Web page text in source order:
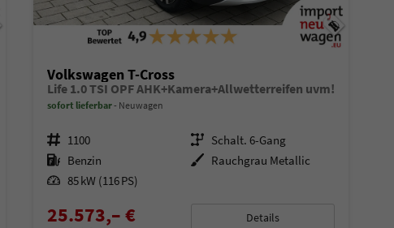
Volkswagen T-Cross
Life 1.0 TSI OPF AHK+Kamera+Allwetterreifen uvm!
sofort lieferbar Neuwagen
Fahrzeugnr. 1100 Getriebe Schalt. 6-Gang
Kraftstoff Benzin Außenfarbe Rauchgrau Metallic
Leistung 85 kW (116 PS)
25.573,– € Details